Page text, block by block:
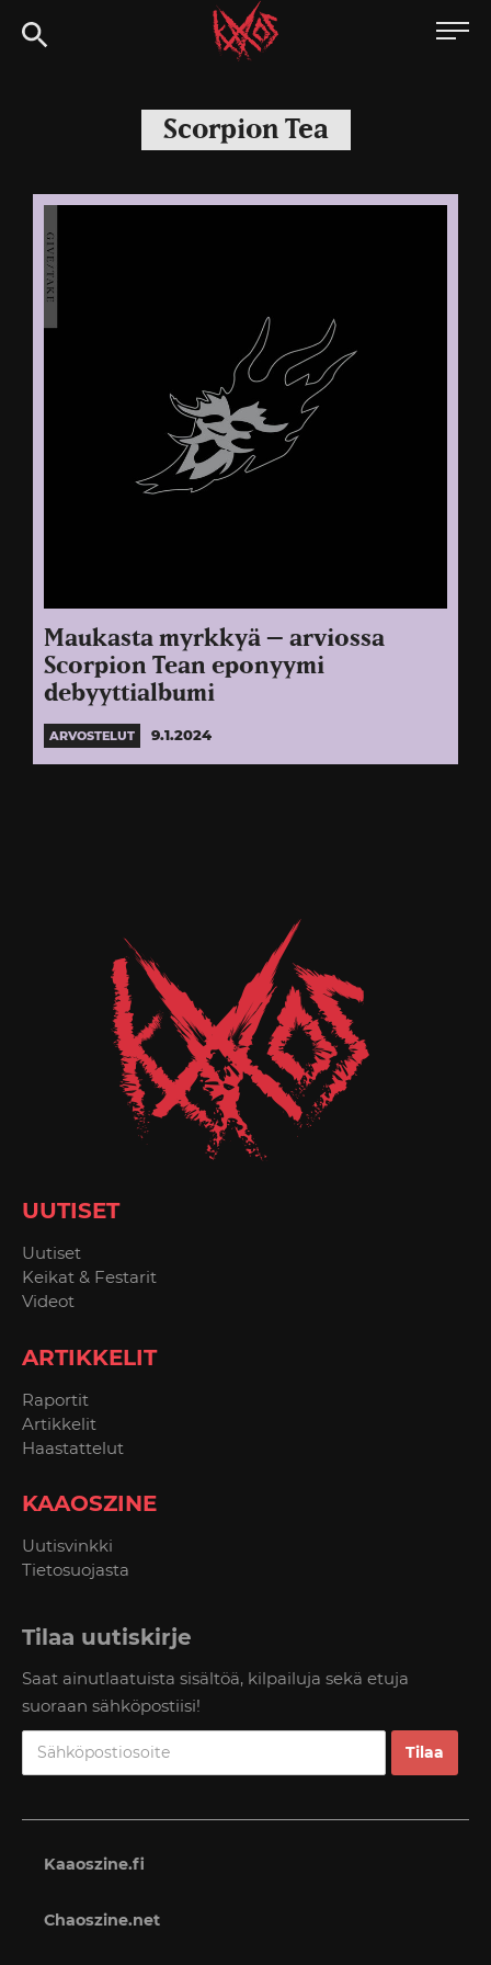
Siirry
suoraan
Kaaoszine
Scorpion Tea
Maukasta myrkkyä – arviossa
Scorpion Tean eponyymi
debyyttialbumi
ARVOSTELUT 9.1.2024
UUTISET
Uutiset
Keikat & Festarit
Videot
ARTIKKELIT
Raportit
Artikkelit
Haastattelut
KAAOSZINE
Uutisvinkki
Tietosuojasta
Tilaa uutiskirje
Saat ainutlaatuista sisältöä, kilpailuja sekä etuja
suoraan sähköpostiisi!
Kaaoszine.fi
Chaoszine.net